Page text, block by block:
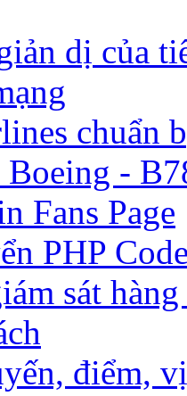
dị của
chuẩn
Boeing -
Fans Page
PHP
sát
điểm,